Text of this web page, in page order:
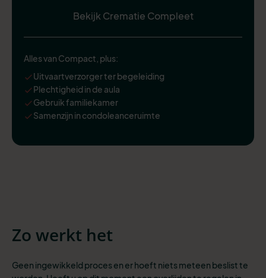
Bekijk Crematie Compleet
Alles van Compact, plus:
Uitvaartverzorger ter begeleiding
Plechtigheid in de aula
Gebruik familiekamer
Samenzijn in condoleanceruimte
Zo werkt het
Geen ingewikkeld proces en er hoeft niets meteen beslist te